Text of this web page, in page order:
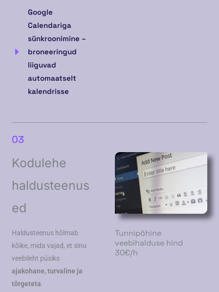
Google
Calendariga
sünkroonimine –
broneeringud
liiguvad
automaatselt
kalendrisse
03
Kodulehe
haldusteenus
ed
Haldusteenus hõlmab
kõike, mida vajad, et sinu
veebileht püsiks
ajakohane, turvaline ja
tõrgeteta.
Tunnipõhine
veebihalduse hind
30€/h